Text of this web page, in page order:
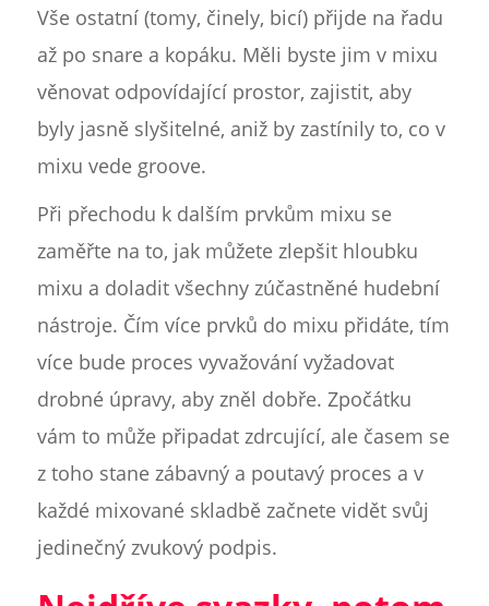
Vše ostatní (tomy, činely, bicí) přijde na řadu
až po snare a kopáku. Měli byste jim v mixu
věnovat odpovídající prostor, zajistit, aby
byly jasně slyšitelné, aniž by zastínily to, co v
mixu vede groove.
Při přechodu k dalším prvkům mixu se
zaměřte na to, jak můžete zlepšit hloubku
mixu a doladit všechny zúčastněné hudební
nástroje. Čím více prvků do mixu přidáte, tím
více bude proces vyvažování vyžadovat
drobné úpravy, aby zněl dobře. Zpočátku
vám to může připadat zdrcující, ale časem se
z toho stane zábavný a poutavý proces a v
každé mixované skladbě začnete vidět svůj
jedinečný zvukový podpis.